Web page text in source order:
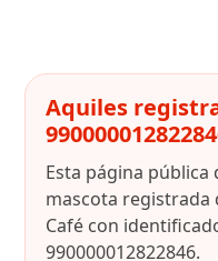
Aquiles
Esta página
mascota registrada
Café con
990000012822846.